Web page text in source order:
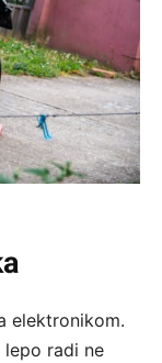
elektronikom.
radi ne